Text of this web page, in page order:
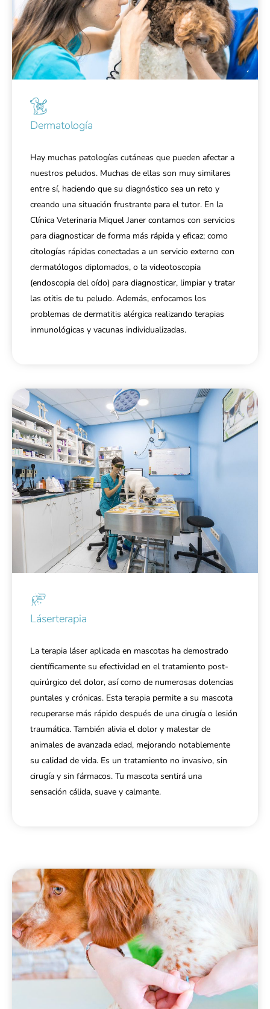
Dermatología
Hay muchas patologías cutáneas que pueden afectar a
nuestros peludos. Muchas de ellas son muy similares
entre sí, haciendo que su diagnóstico sea un reto y
creando una situación frustrante para el tutor. En la
Clínica Veterinaria Miquel Janer contamos con servicios
para diagnosticar de forma más rápida y eficaz; como
citologías rápidas conectadas a un servicio externo con
dermatólogos diplomados, o la videotoscopia
(endoscopia del oído) para diagnosticar, limpiar y tratar
las otitis de tu peludo. Además, enfocamos los
problemas de dermatitis alérgica realizando terapias
inmunológicas y vacunas individualizadas.
Láserterapia
La terapia láser aplicada en mascotas ha demostrado
científicamente su efectividad en el tratamiento post-
quirúrgico del dolor, así como de numerosas dolencias
puntales y crónicas. Esta terapia permite a su mascota
recuperarse más rápido después de una cirugía o lesión
traumática. También alivia el dolor y malestar de
animales de avanzada edad, mejorando notablemente
su calidad de vida. Es un tratamiento no invasivo, sin
cirugía y sin fármacos. Tu mascota sentirá una
sensación cálida, suave y calmante.